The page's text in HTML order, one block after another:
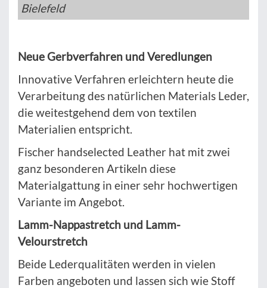
Bielefeld
Neue Gerbverfahren und Veredlungen
Innovative Verfahren erleichtern heute die
Verarbeitung des natürlichen Materials Leder,
die weitestgehend dem von textilen
Materialien entspricht.
Fischer handselected Leather hat mit zwei
ganz besonderen Artikeln diese
Materialgattung in einer sehr hochwertigen
Variante im Angebot.
Lamm-Nappastretch und Lamm-
Velourstretch
Beide Lederqualitäten werden in vielen
Farben angeboten und lassen sich wie Stoff